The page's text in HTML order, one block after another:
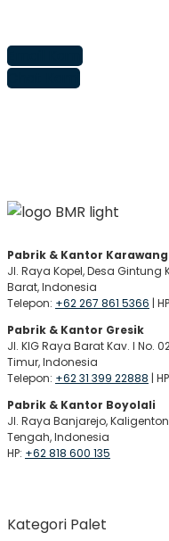
Email Kami
Chat Kami
Pabrik & Kantor Karawang
Jl. Raya Kopel, Desa Gintung
Barat, Indonesia
Telepon: +62 267 861 5366 |
Pabrik & Kantor Gresik
Jl. KIG Raya Barat Kav. I No.
Timur, Indonesia
Telepon: +62 31 399 22888 |
Pabrik & Kantor Boyolali
Jl. Raya Banjarejo,
Tengah, Indonesia
HP: +62 818 600 135
Kategori Palet